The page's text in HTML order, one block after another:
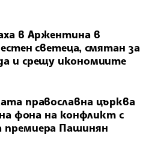
в Аржентина в
светеца, смятан за
и срещу икономиите
православна църква
фона на конфликт с
Пашинян